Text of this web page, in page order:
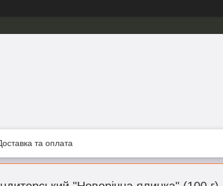
та оплата